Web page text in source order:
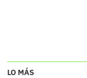
LO MÁS